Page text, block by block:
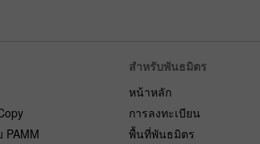
PAMM
สำหรับพันธมิตร
หน้าหลัก
การลงทะเบียน
พื้นที่พันธมิตร